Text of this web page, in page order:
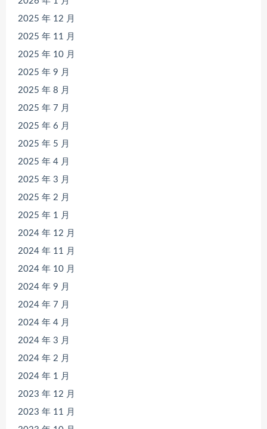
2025 年 12 月
2025 年 11 月
2025 年 10 月
2025 年 9 月
2025 年 8 月
2025 年 7 月
2025 年 6 月
2025 年 5 月
2025 年 4 月
2025 年 3 月
2025 年 2 月
2025 年 1 月
2024 年 12 月
2024 年 11 月
2024 年 10 月
2024 年 9 月
2024 年 7 月
2024 年 4 月
2024 年 3 月
2024 年 2 月
2024 年 1 月
2023 年 12 月
2023 年 11 月